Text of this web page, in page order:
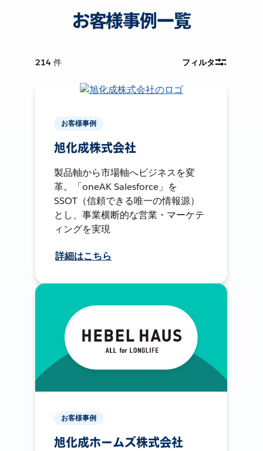
お客様事例一覧
214 件 フィルタ
お客様事例
旭化成株式会社
製品軸から市場軸へビジネスを変
革。「oneAK Salesforce」を
SSOT（信頼できる唯一の情報源）
とし、事業横断的な営業・マーケテ
ィングを実現
詳細はこちら
お客様事例
旭化成ホームズ株式会社